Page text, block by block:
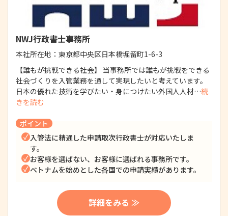
NWJ行政書士事務所
本社所在地： 東京都中央区日本橋堀留町1-6-3
【誰もが挑戦できる社会】 当事務所では誰もが挑戦をできる
社会づくりを入管業務を通して実現したいと考えています。
日本の優れた技術を学びたい・身につけたい外国人人材…続
きを読む
ポイント
入管法に精通した申請取次行政書士が対応いたしま
す。
お客様を選ばない、お客様に選ばれる事務所です。
ベトナムを始めとした各国での申請実績があります。
詳細をみる ≫